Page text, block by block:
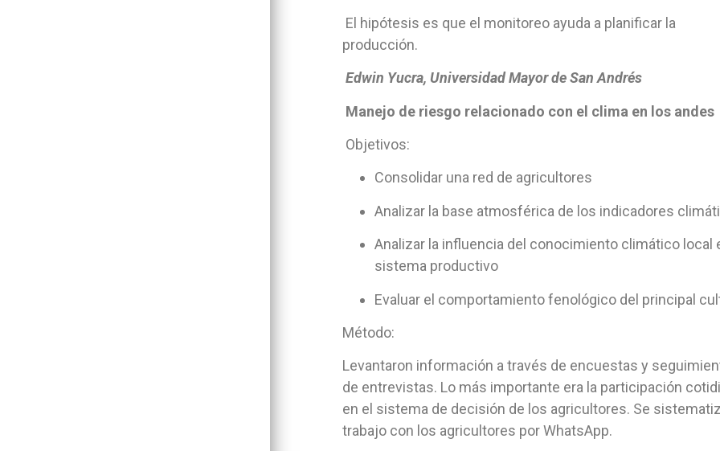
El hipótesis es que el monitoreo ayuda a planificar la
producción.
Edwin Yucra, Universidad Mayor de San Andrés
Manejo de riesgo relacionado con el clima en los andes
Objetivos:
Consolidar una red de agricultores
Analizar la base atmosférica de los indicadores
Analizar la influencia del conocimiento climático local
sistema productivo
Evaluar el comportamiento fenológico del principal
Método:
Levantaron información a través de encuestas y
de entrevistas. Lo más importante era la participación
en el sistema de decisión de los agricultores. Se
trabajo con los agricultores por WhatsApp.